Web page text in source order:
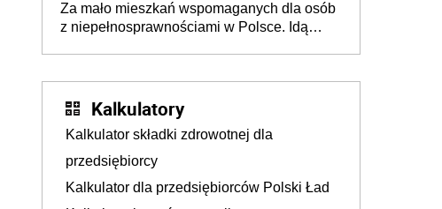
Za mało mieszkań wspomaganych dla osób
z niepełnosprawnościami w Polsce. Idą
Kalkulatory
Kalkulator składki zdrowotnej dla
przedsiębiorcy
Kalkulator dla przedsiębiorców Polski Ład